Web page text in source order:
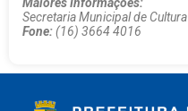
Secretaria Municipal de Cultura
Fone:(16) 3664 4016